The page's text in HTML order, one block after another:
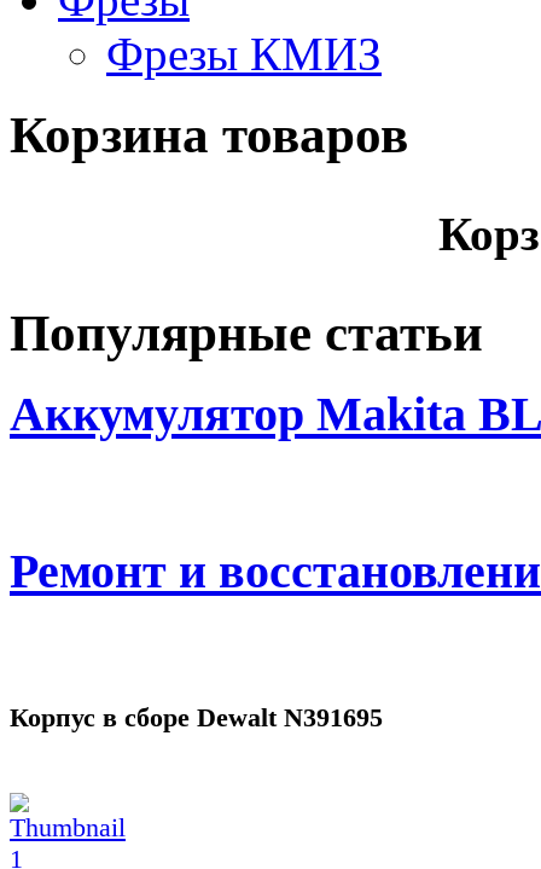
Фрезы КМИЗ
Корзина товаров
Популярные статьи
Аккумулятор Makita
Ремонт и
Корпус в сборе Dewalt N391695